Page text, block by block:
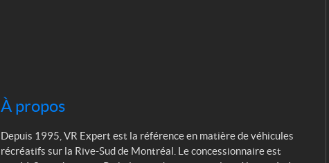
À propos
Depuis 1995, VR Expert est la référence en matière de véhicules
récréatifs sur la Rive-Sud de Montréal. Le concessionnaire est